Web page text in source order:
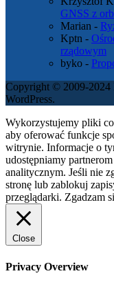
GNSS z
Marian -
Kptn -
rządowym
byko -
Copyright © 2009-2024
WordPress.
Wykorzystujemy pliki
aby oferować funkcje
witrynie. Informacje o
udostępniamy
analitycznym. Jeśli nie
stronę lub zablokuj
przeglądarki. Zgadzam
Close
Privacy Overview